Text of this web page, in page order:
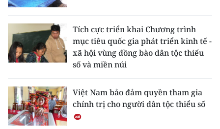
Tích cực triển khai Chương trình
mục tiêu quốc gia phát triển kinh tế -
xã hội vùng đồng bào dân tộc thiểu
số và miền núi
Việt Nam bảo đảm quyền tham gia
chính trị cho người dân tộc thiểu số